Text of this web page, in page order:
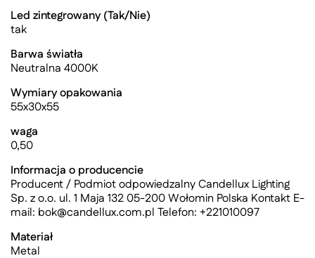
Led zintegrowany (Tak/Nie)
tak
Barwa światła
Neutralna 4000K
Wymiary opakowania
55x30x55
waga
0,50
Informacja o producencie
Producent / Podmiot odpowiedzalny Candellux Lighting
Sp. z o.o. ul. 1 Maja 132 05-200 Wołomin Polska Kontakt E-
mail: bok@candellux.com.pl Telefon: +221010097
Materiał
Metal